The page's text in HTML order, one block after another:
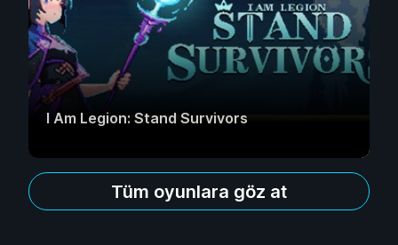
I Am Legion: Stand Survivors
Tüm oyunlara göz at